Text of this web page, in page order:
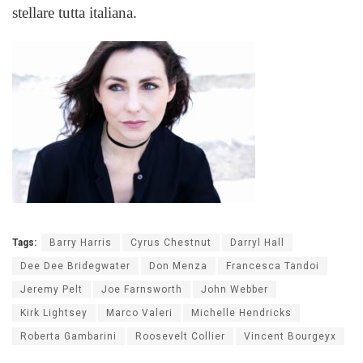
stellare tutta italiana.
Tags: Barry Harris Cyrus Chestnut Darryl Hall
Dee Dee Bridegwater Don Menza Francesca Tandoi
Jeremy Pelt Joe Farnsworth John Webber
Kirk Lightsey Marco Valeri Michelle Hendricks
Roberta Gambarini Roosevelt Collier Vincent Bourgeyx